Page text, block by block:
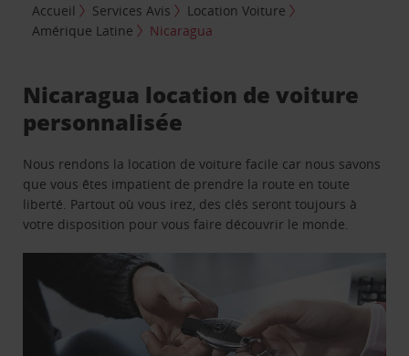
Accueil Services Avis
Location Voiture
Amérique Latine
Nicaragua
Nicaragua location de voiture
personnalisée
Nous rendons la location de voiture facile car nous savons
que vous êtes impatient de prendre la route en toute
liberté. Partout où vous irez, des clés seront toujours à
votre disposition pour vous faire découvrir le monde.